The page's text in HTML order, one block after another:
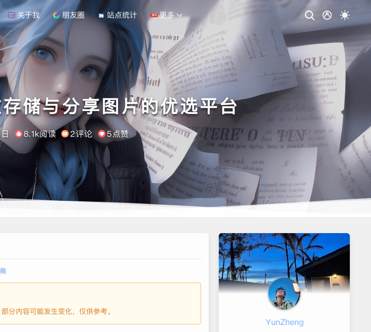
关于我 朋友圈 站点统计 更多
储与分享图片的优选平台
8.1k阅读 2评论 5点赞
分内容可能发生变化，仅供参考。
YunZheng